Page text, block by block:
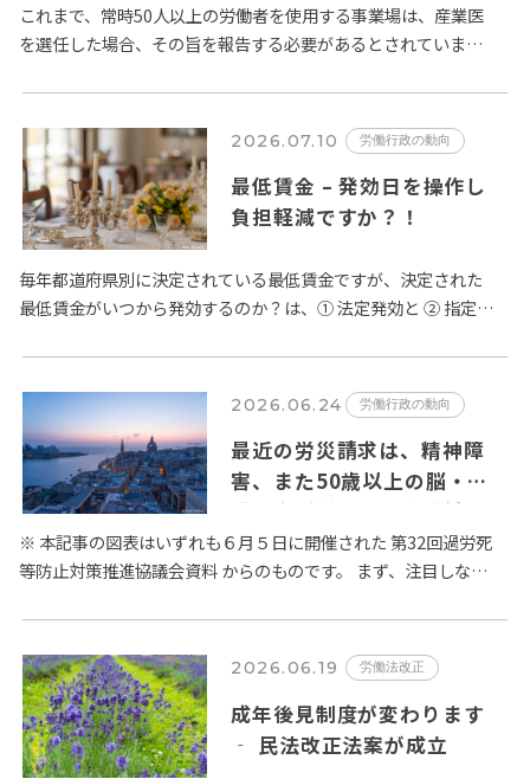
これまで、常時50人以上の労働者を使用する事業場は、産業医
を選任した場合、その旨を報告する必要があるとされていまし
合に加え、…
2026.07.10 労働行政の動向
最低賃金 – 発効日を操作し
負担軽減ですか？！
毎年都道府県別に決定されている最低賃金ですが、決定された
最低賃金がいつから発効するのか？は、① 法定発効と ② 指定日
「公…
2026.06.24 労働行政の動向
最近の労災請求は、精神障
害、また50歳以上の脳・心
臓疾患が増加 – 厚生労働省
過労死等防止対策推進協議会
の議論から
※ 本記事の図表はいずれも６月５日に開催された 第32回過労死
等防止対策推進協議会資料 からのものです。 まず、注目しなけ
…
2026.06.19 労働法改正
成年後見制度が変わります
‐ 民法改正法案が成立